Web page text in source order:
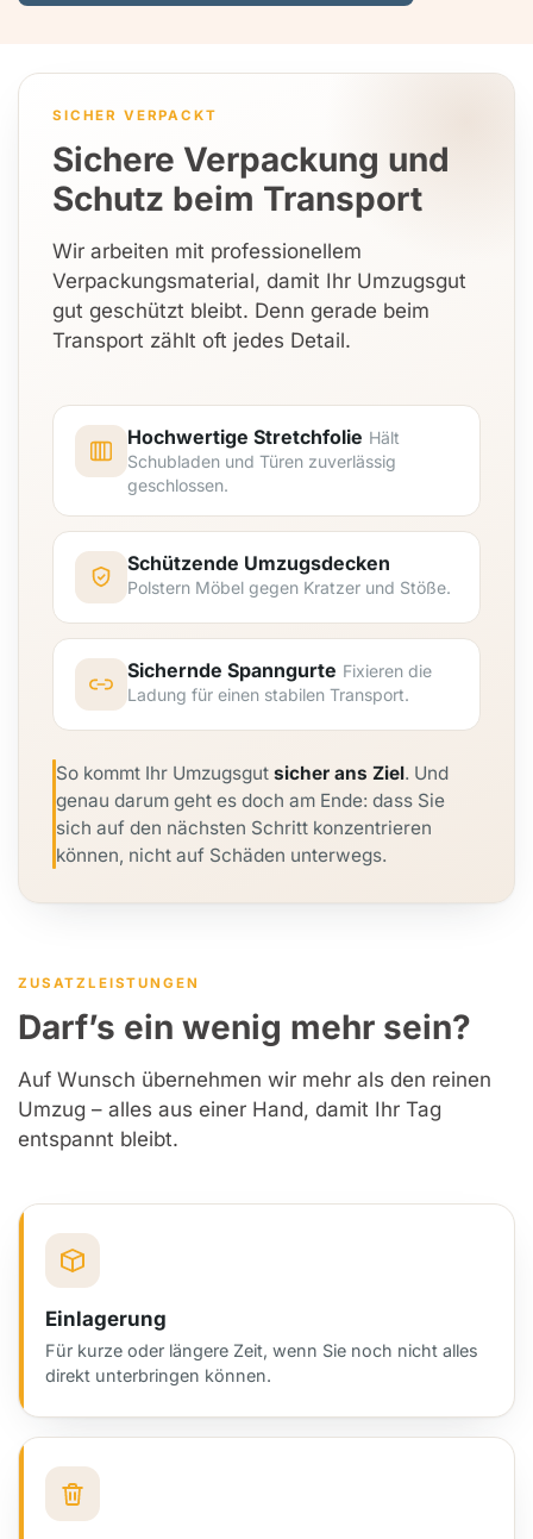
SICHER VERPACKT
Sichere Verpackung und
Schutz beim Transport
Wir arbeiten mit professionellem
Verpackungsmaterial, damit Ihr Umzugsgut
gut geschützt bleibt. Denn gerade beim
Transport zählt oft jedes Detail.
Hochwertige Stretchfolie Hält
Schubladen und Türen zuverlässig
geschlossen.
Schützende Umzugsdecken
Polstern Möbel gegen Kratzer und Stöße.
Sichernde Spanngurte Fixieren die
Ladung für einen stabilen Transport.
So kommt Ihr Umzugsgut sicher ans Ziel. Und
genau darum geht es doch am Ende: dass Sie
sich auf den nächsten Schritt konzentrieren
können, nicht auf Schäden unterwegs.
ZUSATZLEISTUNGEN
Darf’s ein wenig mehr sein?
Auf Wunsch übernehmen wir mehr als den reinen
Umzug – alles aus einer Hand, damit Ihr Tag
entspannt bleibt.
Einlagerung
Für kurze oder längere Zeit, wenn Sie noch nicht alles
direkt unterbringen können.